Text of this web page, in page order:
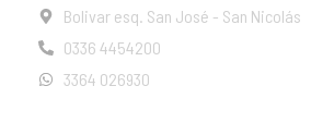
Bolivar esq. San José - San Nicolás
0336 4454200
3364 026930